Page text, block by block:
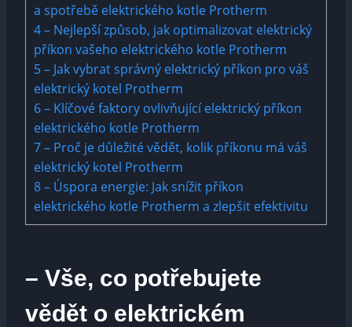
a spotřebě elektrického kotle Protherm
4– Nejlepší způsob, jak optimalizovat elektrický
příkon vašeho elektrického kotle Protherm
5– Jak vybrat správný elektrický příkon pro váš
elektrický kotel Protherm
6– Klíčové faktory ovlivňující elektrický příkon
elektrického kotle Protherm
7– Proč je důležité vědět, kolik příkonu má váš
elektrický kotel Protherm
8– Úspora energie: Jak snížit příkon
elektrického kotle Protherm a zlepšit efektivitu
– Vše, co potřebujete
vědět o elektrickém